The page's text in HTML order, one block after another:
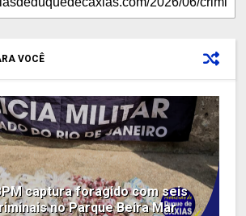
VOCÊ
captura foragido com seis
no Parque Beira Mar